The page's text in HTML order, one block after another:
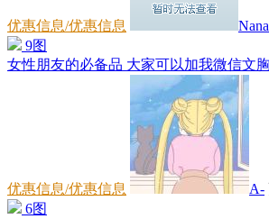
优惠信息/优惠信息
9图
女性朋友的必备品 大家可以加我微信文
优惠信息/优惠信息 A-
6图